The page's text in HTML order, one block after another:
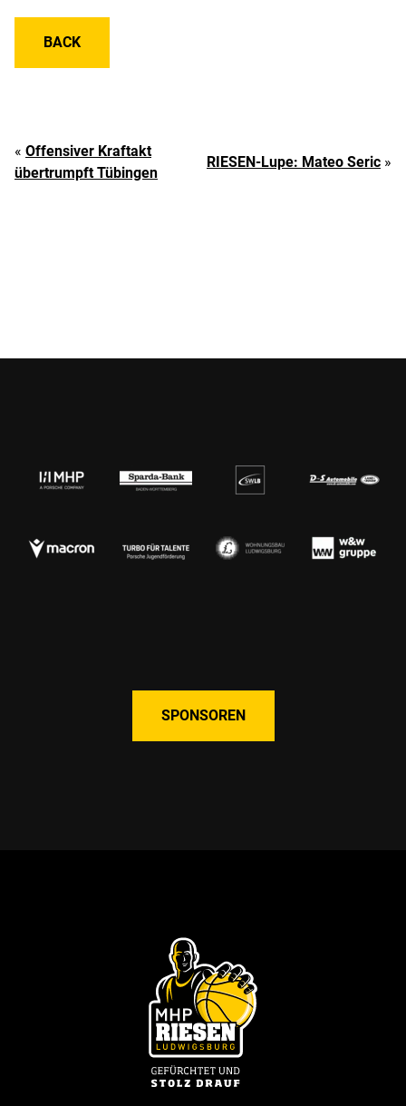
BACK
« Offensiver Kraftakt
übertrumpft Tübingen
RIESEN-Lupe: Mateo Seric »
SPONSOREN